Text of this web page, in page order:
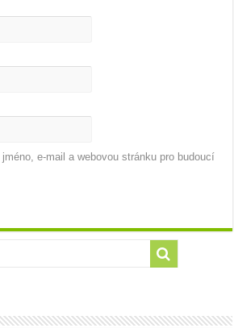
e-mail a webovou stránku pro budoucí